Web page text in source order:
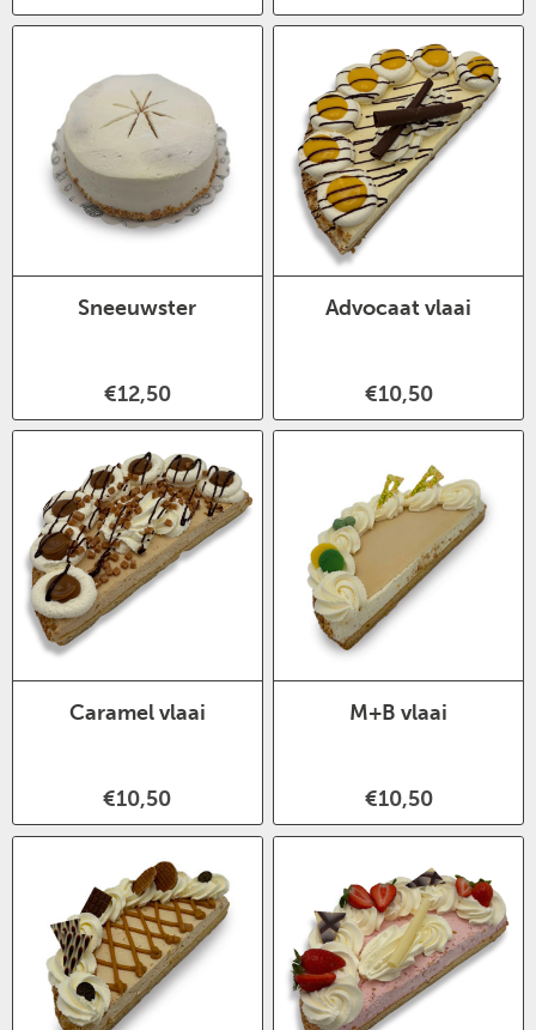
Sneeuwster
€12,50
Advocaat vlaai
€10,50
Caramel vlaai
€10,50
M+B vlaai
€10,50